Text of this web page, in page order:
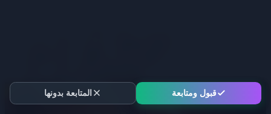
قبول ومتابعة المتابعة بدونها